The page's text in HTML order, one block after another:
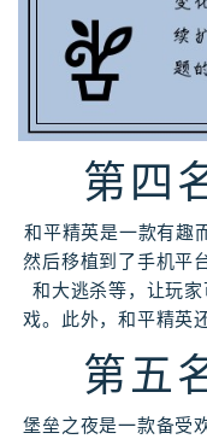
第四
和平精英是一款有趣
然后移植到了手机平
和大逃杀等，让玩
戏。此外，和平精英
第五
堡垒之夜是一款备受